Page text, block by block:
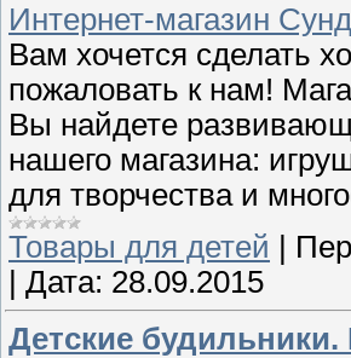
Интернет-магазин
Вам хочется сделать
пожаловать к нам!
Вы найдете
нашего магазина:
для творчества и
Товары для детей |
| Дата: 28.09.2015
Детские